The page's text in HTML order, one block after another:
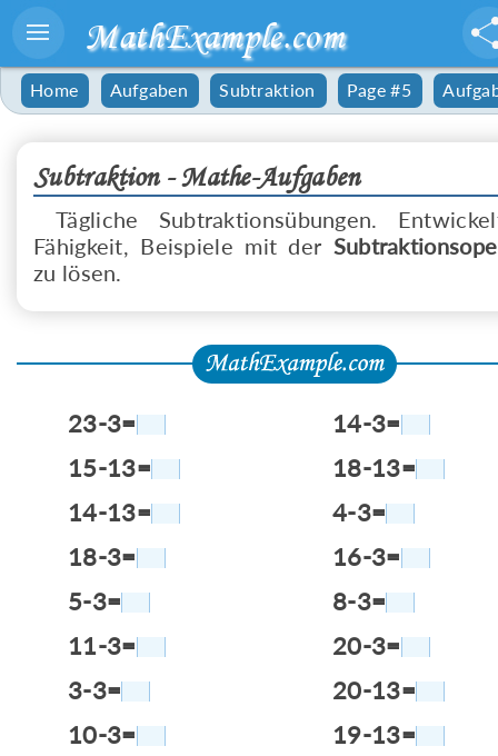
MathExample.com
Home Aufgaben Subtraktion Page #5
Subtraktion - Mathe-Aufgaben
Tägliche Subtraktionsübungen.
Fähigkeit, Beispiele mit der
zu lösen.
23-3=
14-3=
15-13=
18-13=
14-13=
4-3=
18-3=
16-3=
5-3=
8-3=
11-3=
20-3=
3-3=
20-13=
10-3=
19-13=